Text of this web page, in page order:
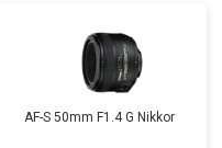
AF-S 50mm F1.4 G Nikkor